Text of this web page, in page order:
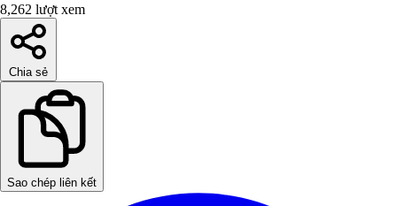
8,262 lượt xem
Chia sẻ
Sao chép liên kết